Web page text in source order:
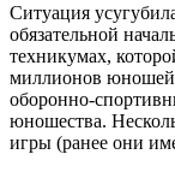
Ситуация
обязательной
техникумах,
миллионов
оборонно-
юношества.
игры (ранее они